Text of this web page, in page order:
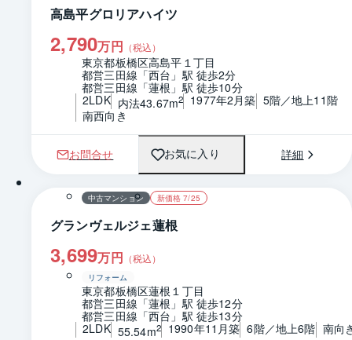
高島平グロリアハイツ
2,790万円 （税込）
東京都板橋区高島平１丁目
都営三田線「西台」駅 徒歩2分
都営三田線「蓮根」駅 徒歩10分
2LDK 内法43.67m2 1977年2月築 5階／地上11階
南西向き
お問合せ お気に入り 詳細
1 / 0 間取り
中古マンション 新価格 7/25
グランヴェルジェ蓮根
3,699万円 （税込）
リフォーム
東京都板橋区蓮根１丁目
都営三田線「蓮根」駅 徒歩12分
都営三田線「西台」駅 徒歩13分
2LDK 55.54m2 1990年11月築 6階／地上6階 南向